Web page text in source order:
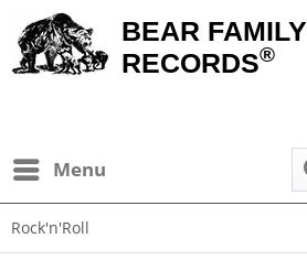
BEAR FAMILY
RECORDS®
Menu
Rock'n'Roll